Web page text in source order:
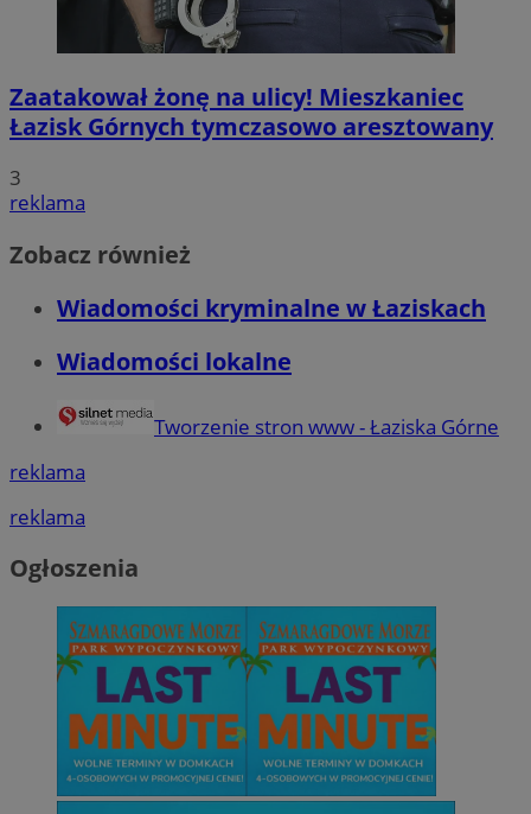
Zaatakował żonę na ulicy! Mieszkaniec
Łazisk Górnych tymczasowo aresztowany
3
reklama
Zobacz również
Wiadomości kryminalne w Łaziskach
Wiadomości lokalne
Tworzenie stron www - Łaziska Górne
reklama
reklama
Ogłoszenia